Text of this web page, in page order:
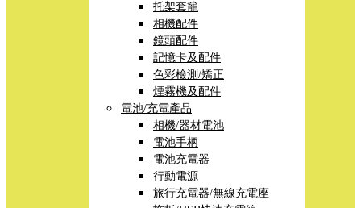
托架套籠
相機配件
鏡頭配件
記憶卡及配件
色彩檢測/矯正
煙霧機及配件
電池/充電產品
相機/器材電池
電池手柄
電池充電器
行動電源
旅行充電器/無線充電座